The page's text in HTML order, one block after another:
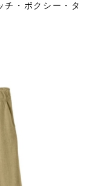
チ・ボクシー・タ